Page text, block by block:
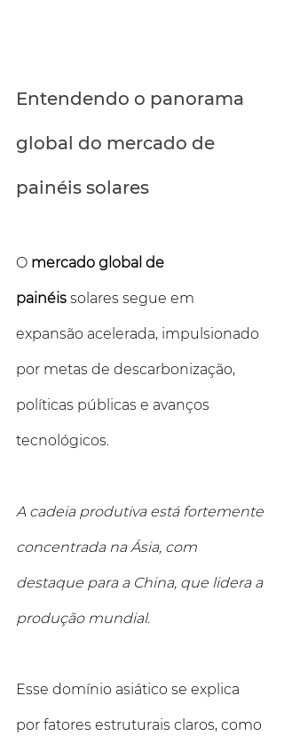
Entendendo o panorama
global do mercado de
painéis solares
O mercado global de
painéis solares segue em
expansão acelerada, impulsionado
por metas de descarbonização,
políticas públicas e avanços
tecnológicos.
A cadeia produtiva está fortemente
concentrada na Ásia, com
destaque para a China, que lidera a
produção mundial.
Esse domínio asiático se explica
por fatores estruturais claros, como